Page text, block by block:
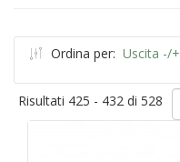
Ordina per: Uscita -/+
Risultati 425 - 432 di 528